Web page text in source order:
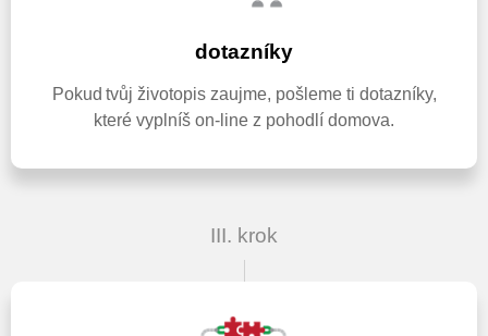
dotazníky
Pokud tvůj životopis zaujme, pošleme ti dotazníky,
které vyplníš on-line z pohodlí domova.
III. krok